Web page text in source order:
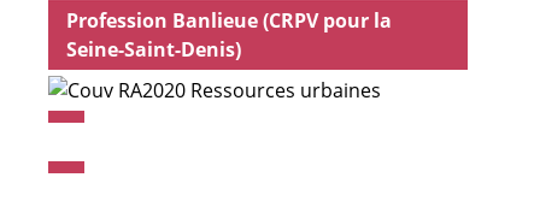
Profession Banlieue (CRPV pour la
Seine-Saint-Denis)